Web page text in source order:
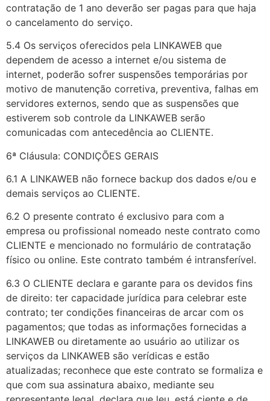
contratação de 1 ano deverão ser pagas para que haja
o cancelamento do serviço.
5.4 Os serviços oferecidos pela LINKAWEB que
dependem de acesso a internet e/ou sistema de
internet, poderão sofrer suspensões temporárias por
motivo de manutenção corretiva, preventiva, falhas em
servidores externos, sendo que as suspensões que
estiverem sob controle da LINKAWEB serão
comunicadas com antecedência ao CLIENTE.
6ª Cláusula: CONDIÇÕES GERAIS
6.1 A LINKAWEB não fornece backup dos dados e/ou e
demais serviços ao CLIENTE.
6.2 O presente contrato é exclusivo para com a
empresa ou profissional nomeado neste contrato como
CLIENTE e mencionado no formulário de contratação
físico ou online. Este contrato também é intransferível.
6.3 O CLIENTE declara e garante para os devidos fins
de direito: ter capacidade jurídica para celebrar este
contrato; ter condições financeiras de arcar com os
pagamentos; que todas as informações fornecidas a
LINKAWEB ou diretamente ao usuário ao utilizar os
serviços da LINKAWEB são verídicas e estão
atualizadas; reconhece que este contrato se formaliza e
que com sua assinatura abaixo, mediante seu